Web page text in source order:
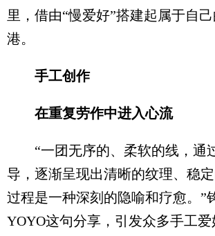
里，借由“慢爱好”搭建起属于自
港。
手工创作
在重复劳作中进入心流
“一团无序的、柔软的线，通过
导，逐渐呈现出清晰的纹理、稳
过程是一种深刻的隐喻和疗愈。”
YOYO这句分享，引发众多手工